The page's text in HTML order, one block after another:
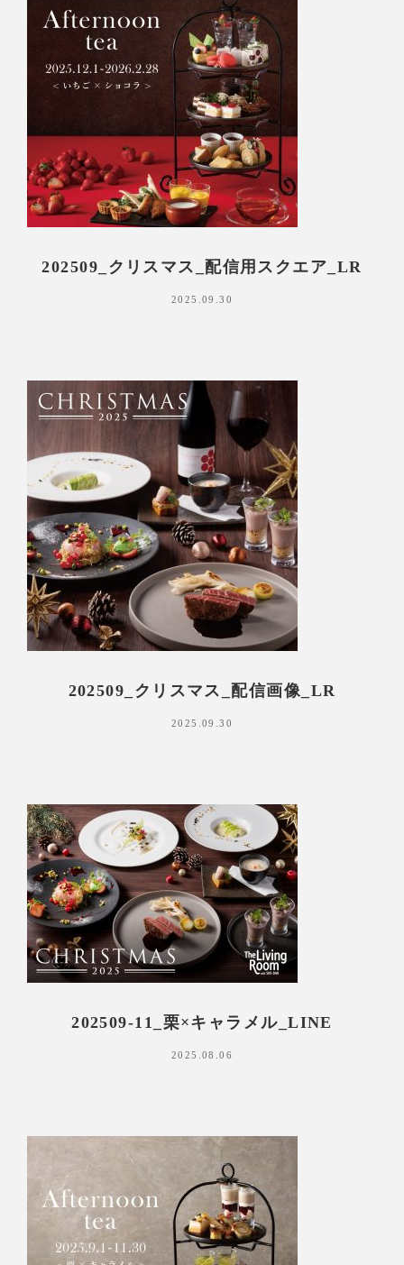
202509_クリスマス_配信用スクエア_LR
2025.09.30
202509_クリスマス_配信画像_LR
2025.09.30
202509-11_栗×キャラメル_LINE
2025.08.06